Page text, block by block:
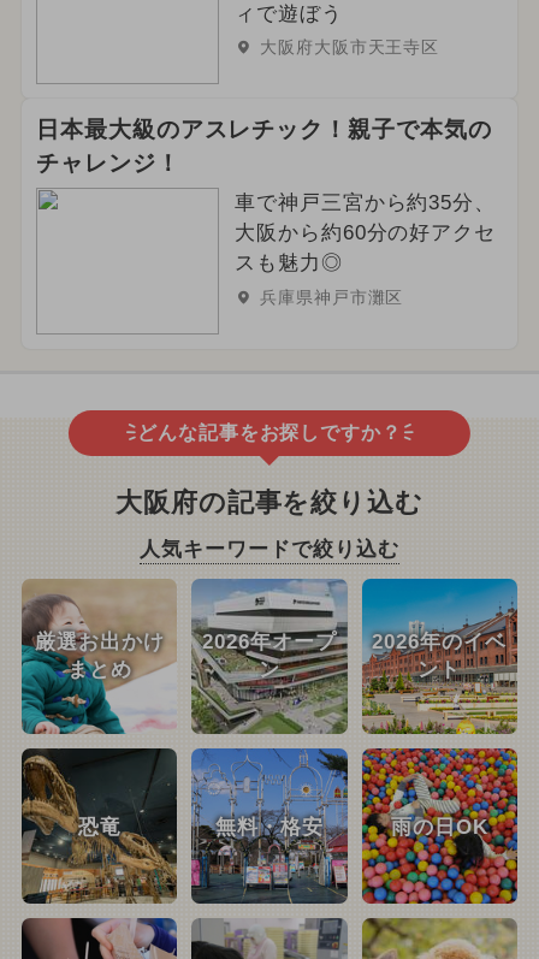
ィで遊ぼう
大阪府大阪市天王寺区
日本最大級のアスレチック！親子で本気の
チャレンジ！
車で神戸三宮から約35分、
大阪から約60分の好アクセ
スも魅力◎
兵庫県神戸市灘区
どんな記事をお探しですか？
大阪府の記事を絞り込む
人気キーワードで絞り込む
厳選お出かけ
まとめ
2026年オープ
ン
2026年のイベ
ント
恐竜 無料・格安 雨の日OK